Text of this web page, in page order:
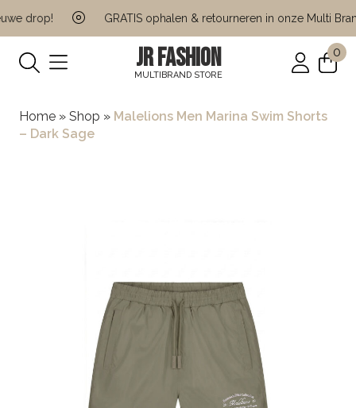
drop! GRATIS ophalen & retourneren in onze Multi
JR FASHION
MULTIBRAND STORE
0
Home » Shop » Malelions Men Marina Swim Shorts
– Dark Sage